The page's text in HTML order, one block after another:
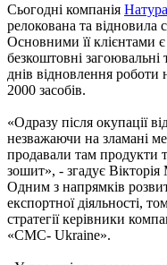
Сьогодні компанія
релокована та відновила
Основними її клієнтами є
безкоштовні
днів відновлення роботи
2000 засобів.
«Одразу після окупації
незважаючи на зламані
продавали там продукти
зошит», - згадує Вікторія
Одним з напрямків
експортної діяльності,
стратегії керівники
«СМС- Ukraine».